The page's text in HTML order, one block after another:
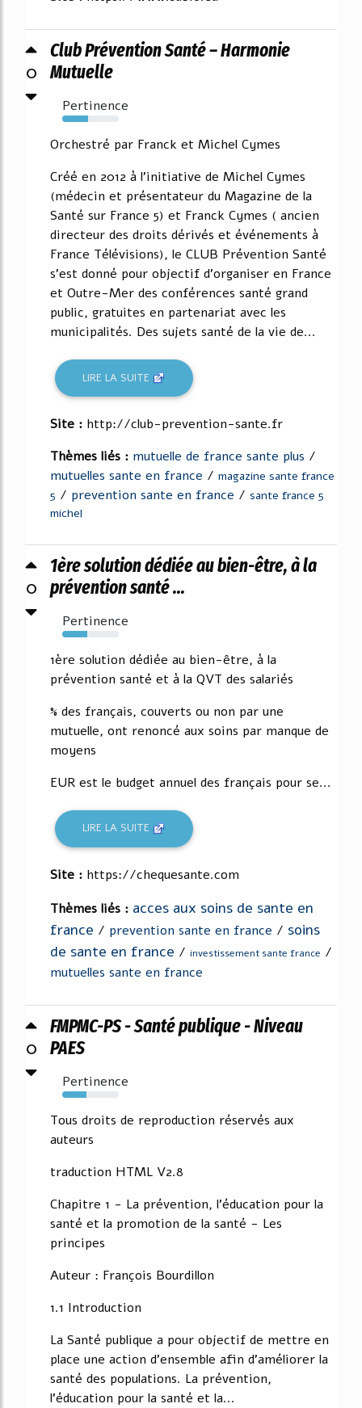
0
Club Prévention Santé – Harmonie
Mutuelle
Pertinence
45%
Orchestré par Franck et Michel Cymes
Créé en 2012 à l'initiative de Michel Cymes
(médecin et présentateur du Magazine de la
Santé sur France 5) et Franck Cymes ( ancien
directeur des droits dérivés et événements à
France Télévisions), le CLUB Prévention Santé
s'est donné pour objectif d'organiser en France
et Outre-Mer des conférences santé grand
public, gratuites en partenariat avec les
municipalités. Des sujets santé de la vie de...
LIRE LA SUITE
Site : http://club-prevention-sante.fr
Thèmes liés : mutuelle de france sante plus /
mutuelles sante en france / magazine sante france
5 / prevention sante en france / sante france 5
michel
0
1ère solution dédiée au bien-être, à la
prévention santé ...
Pertinence
44%
1ère solution dédiée au bien-être, à la
prévention santé et à la QVT des salariés
% des français, couverts ou non par une
mutuelle, ont renoncé aux soins par manque de
moyens
EUR est le budget annuel des français pour se...
LIRE LA SUITE
Site : https://chequesante.com
Thèmes liés : acces aux soins de sante en
france / prevention sante en france / soins
de sante en france / investissement sante france /
mutuelles sante en france
0
FMPMC-PS - Santé publique - Niveau
PAES
Pertinence
43%
Tous droits de reproduction réservés aux
auteurs
traduction HTML V2.8
Chapitre 1 - La prévention, l'éducation pour la
santé et la promotion de la santé - Les
principes
Auteur : François Bourdillon
1.1 Introduction
La Santé publique a pour objectif de mettre en
place une action d'ensemble afin d'améliorer la
santé des populations. La prévention,
l'éducation pour la santé et la...